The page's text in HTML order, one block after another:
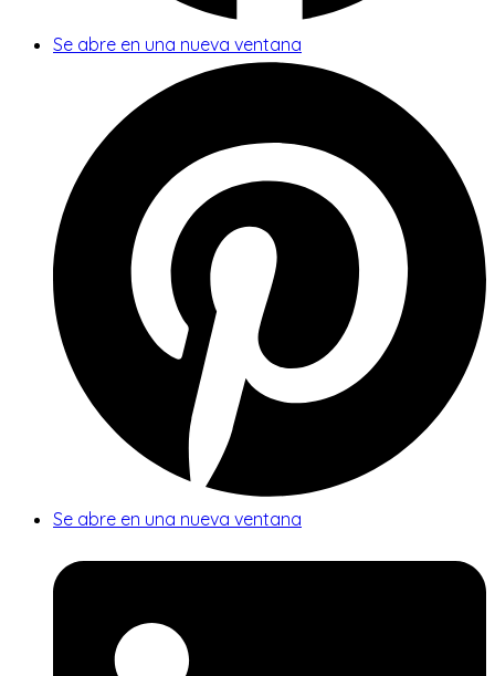
Se abre en una nueva ventana
Se abre en una nueva ventana